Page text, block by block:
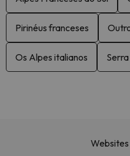
Pirinéus franceses
Os Alpes italianos